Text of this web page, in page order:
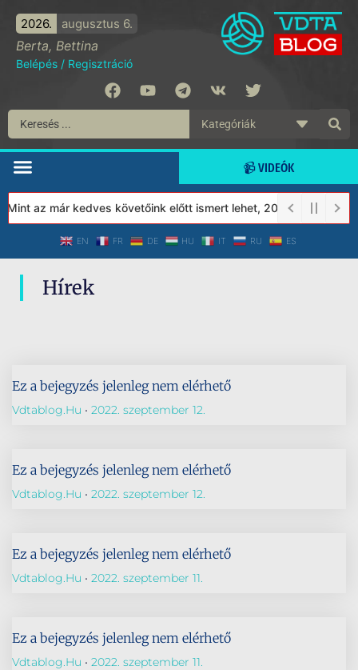
2026. augusztus 6.
Berta, Bettina
Belépés / Regisztráció
📹 VIDEÓK
az már kedves követőink előtt ismert lehet, 2023-tól a
EN FR DE HU IT RU ES
Hírek
Ez a bejegyzés jelenleg nem elérhető
Vdtablog.hu 2022. szeptember 12.
Ez a bejegyzés jelenleg nem elérhető
Vdtablog.hu 2022. szeptember 12.
Ez a bejegyzés jelenleg nem elérhető
Vdtablog.hu 2022. szeptember 11.
Ez a bejegyzés jelenleg nem elérhető
Vdtablog.hu 2022. szeptember 11.